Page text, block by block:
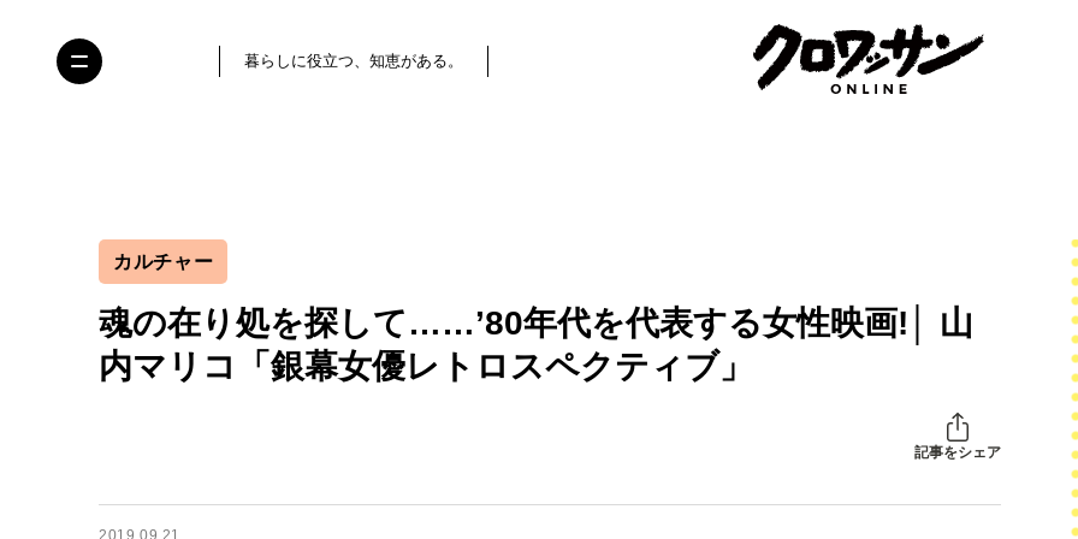
暮らしに役立つ、知恵がある。
カルチャー
魂の在り処を探して……’80年代を代表する女性映画!│ 山
内マリコ「銀幕女優レトロスペクティブ」
記事をシェア
2019.09.21